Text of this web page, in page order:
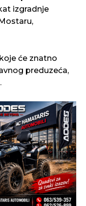
izgradnje
će znatno
preduzeća,